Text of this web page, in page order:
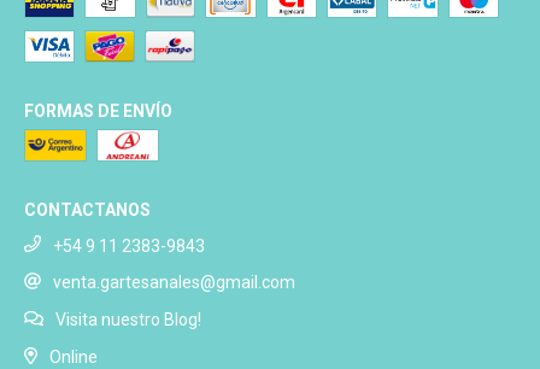
FORMAS DE ENVÍO
CONTACTANOS
+54 9 11 2383-9843
venta.gartesanales@gmail.com
Visita nuestro Blog!
Online